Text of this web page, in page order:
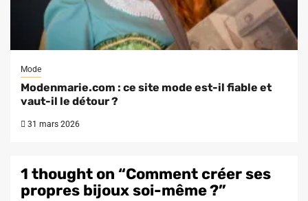
Mode
Modenmarie.com : ce site mode est-il fiable et
vaut-il le détour ?
31 mars 2026
1 thought on “Comment créer ses
propres bijoux soi-même ?”